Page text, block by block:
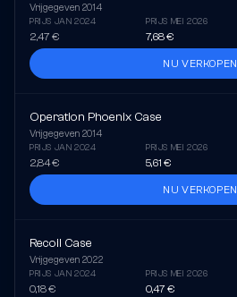
Vrijgegeven 2014
PRIJS JAN 2024
2,47 €
PRIJS MEI 2026
7,68 €
NU VERKOPEN
Operation Phoenix Case
Vrijgegeven 2014
PRIJS JAN 2024
2,84 €
PRIJS MEI 2026
5,61 €
NU VERKOPEN
Recoil Case
Vrijgegeven 2022
PRIJS JAN 2024
0,18 €
PRIJS MEI 2026
0,47 €